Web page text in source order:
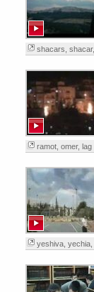
shacars shacar,
ramot, omer, lag
yeshiva, yechia,